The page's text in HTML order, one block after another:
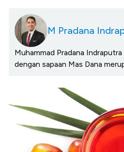
M Pradana
Muhammad Pradana
dengan sapaan Mas Dana